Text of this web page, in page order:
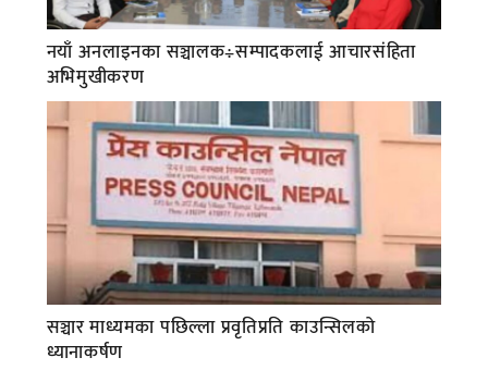
नयाँ अनलाइनका सञ्चालक÷सम्पादकलाई आचारसंहिता
अभिमुखीकरण
सञ्चार माध्यमका पछिल्ला प्रवृतिप्रति काउन्सिलको
ध्यानाकर्षण